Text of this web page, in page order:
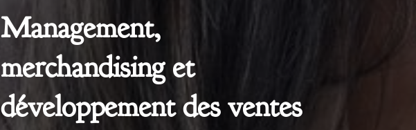
Management,
merchandising et
développement des ventes